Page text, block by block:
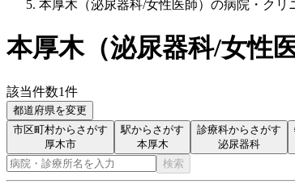
本厚木（泌尿器科/女性医師）の病院・クリ
本厚木（泌尿器科/女性
該当件数1件
都道府県を変更
市区町村からさがす
厚木市
駅からさがす
本厚木
診療科からさがす
泌尿器科
検索